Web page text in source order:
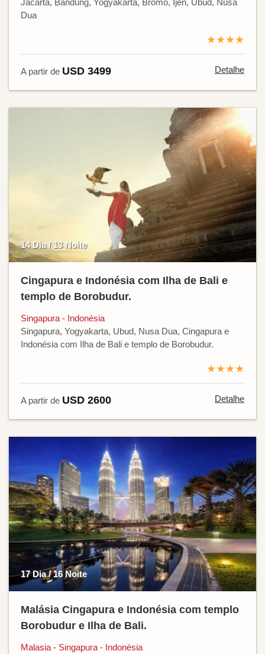
Jacarta, Bandung, Yogyakarta, Bromo, Ijen, Ubud, Nusa
Dua
★★★★
A partir de USD 3499 Detalhe
14 Dia / 13 Noite
Cingapura e Indonésia com Ilha de Bali e
templo de Borobudur.
Singapura - Indonésia
Singapura, Yogyakarta, Ubud, Nusa Dua, Cingapura e
Indonésia com Ilha de Bali e templo de Borobudur.
★★★★
A partir de USD 2600 Detalhe
17 Dia / 16 Noite
Malásia Cingapura e Indonésia com templo
Borobudur e Ilha de Bali.
Malasia - Singapura - Indonésia